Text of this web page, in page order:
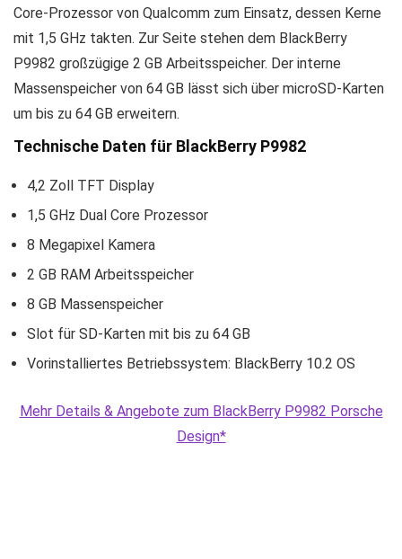
Core-Prozessor von Qualcomm zum Einsatz, dessen Kerne
mit 1,5 GHz takten. Zur Seite stehen dem BlackBerry
P9982 großzügige 2 GB Arbeitsspeicher. Der interne
Massenspeicher von 64 GB lässt sich über microSD-Karten
um bis zu 64 GB erweitern.
Technische Daten für BlackBerry P9982
4,2 Zoll TFT Display
1,5 GHz Dual Core Prozessor
8 Megapixel Kamera
2 GB RAM Arbeitsspeicher
8 GB Massenspeicher
Slot für SD-Karten mit bis zu 64 GB
Vorinstalliertes Betriebssystem: BlackBerry 10.2 OS
Mehr Details & Angebote zum BlackBerry P9982 Porsche
Design*